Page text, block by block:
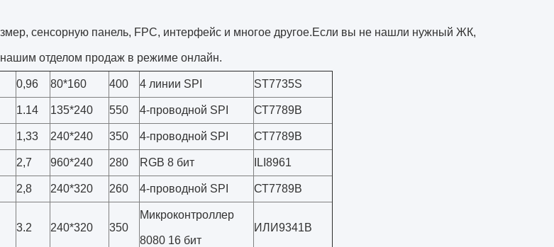
сенсорную панель, FPC, интерфейс и многое другое.Если вы не нашли нужный ЖК,
нашим отделом продаж в режиме онлайн.
0,96 80*160 400 4 линии SPI ST7735S
1.14 135*240 550 4-проводной SPI СТ7789В
1,33 240*240 350 4-проводной SPI СТ7789В
2,7 960*240 280 RGB 8 бит ILI8961
2,8 240*320 260 4-проводной SPI СТ7789В
3.2 240*320 350
Микроконтроллер
8080 16 бит
ИЛИ9341В